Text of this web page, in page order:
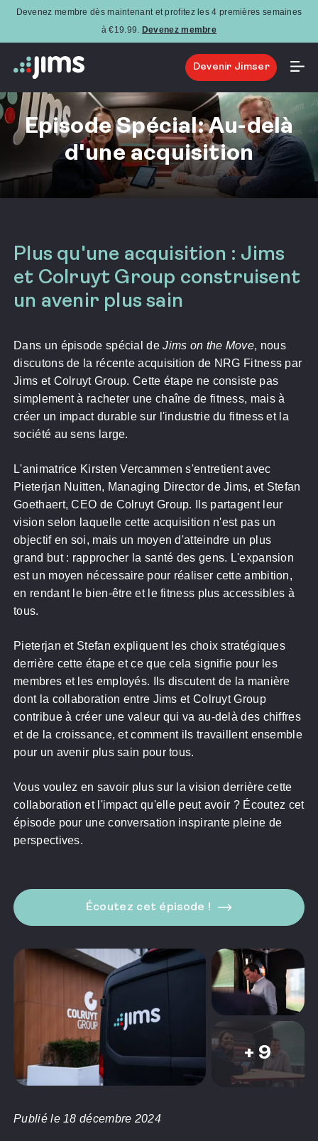
Devenez membre dès maintenant et profitez les 4 premières semaines
à €19.99. Devenez membre
Devenir Jimser
Episode Spécial: Au-delà
d'une acquisition
Plus qu'une acquisition : Jims
et Colruyt Group construisent
un avenir plus sain
Dans un épisode spécial deJims on the Move, nous
discutons de la récente acquisition de NRG Fitness par
Jims et Colruyt Group. Cette étape ne consiste pas
simplement à racheter une chaîne de fitness, mais à
créer un impact durable sur l'industrie du fitness et la
société au sens large.
L'animatrice Kirsten Vercammen s'entretient avec
Pieterjan Nuitten, Managing Director de Jims, et Stefan
Goethaert, CEO de Colruyt Group. Ils partagent leur
vision selon laquelle cette acquisition n'est pas un
objectif en soi, mais un moyen d'atteindre un plus
grand but : rapprocher la santé des gens. L'expansion
est un moyen nécessaire pour réaliser cette ambition,
en rendant le bien-être et le fitness plus accessibles à
tous.
Pieterjan et Stefan expliquent les choix stratégiques
derrière cette étape et ce que cela signifie pour les
membres et les employés. Ils discutent de la manière
dont la collaboration entre Jims et Colruyt Group
contribue à créer une valeur qui va au-delà des chiffres
et de la croissance, et comment ils travaillent ensemble
pour un avenir plus sain pour tous.
Vous voulez en savoir plus sur la vision derrière cette
collaboration et l'impact qu'elle peut avoir ? Écoutez cet
épisode pour une conversation inspirante pleine de
perspectives.
Écoutez cet épisode !
+ 9
Publié le 18 décembre 2024
pour les sportifs
pour les entreprises
Pour les (futurs) professionnels